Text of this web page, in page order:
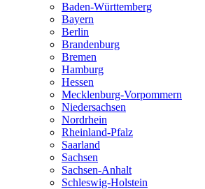
Baden-Württemberg
Bayern
Berlin
Brandenburg
Bremen
Hamburg
Hessen
Mecklenburg-Vorpommern
Niedersachsen
Nordrhein
Rheinland-Pfalz
Saarland
Sachsen
Sachsen-Anhalt
Schleswig-Holstein